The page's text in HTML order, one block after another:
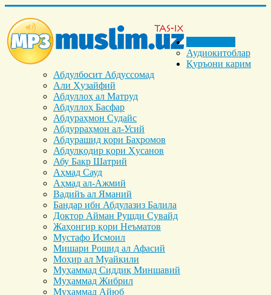
Аудиокитоблар
Қуръони карим
Абдулбосит Абдуссомад
Али Ҳузайфий
Абдуллоҳ ал Матруд
Абдуллоҳ Басфар
Абдураҳмон Судайс
Абдурраҳмон ал-Усий
Абдурашид қори Баҳромов
Абдулқодир қори Ҳусанов
Абу Бакр Шатрий
Аҳмад Сауд
Аҳмад ал-Ажмий
Вадийъ ал Яманий
Бандар ибн Абдулазиз Балила
Доктор Айман Рушди Сувайд
Жаҳонгир қори Неъматов
Мустафо Исмоил
Мишари Рошид ал Афасий
Моҳир ал Муайқили
Муҳаммад Cиддиқ Миншавий
Муҳаммад Жибрил
Муҳаммад Айюб